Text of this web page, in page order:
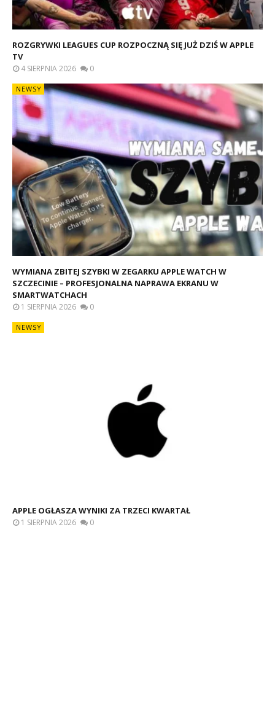
ROZGRYWKI LEAGUES CUP ROZPOCZNĄ SIĘ JUŻ DZIŚ W APPLE
TV
4 SIERPNIA 2026 0
NEWSY
WYMIANA ZBITEJ SZYBKI W ZEGARKU APPLE WATCH W
SZCZECINIE – PROFESJONALNA NAPRAWA EKRANU W
SMARTWATCHACH
1 SIERPNIA 2026 0
NEWSY
APPLE OGŁASZA WYNIKI ZA TRZECI KWARTAŁ
1 SIERPNIA 2026 0